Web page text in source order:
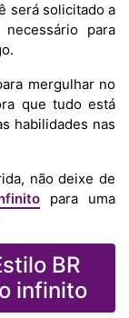
será solicitado a
para
mergulhar no
que tudo está
habilidades nas
não deixe de
para uma
BR
infinito